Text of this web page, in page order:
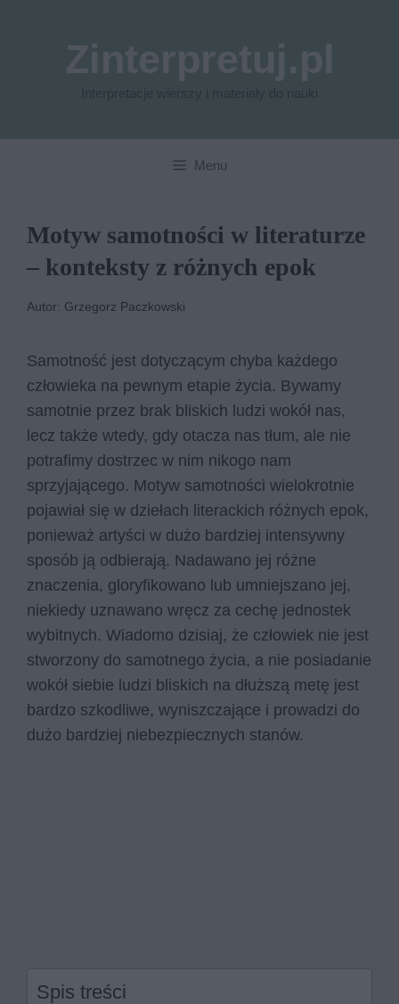
Menu
Motyw samotności w literaturze
– konteksty z różnych epok
Autor: Grzegorz Paczkowski
Samotność jest dotyczącym chyba każdego
człowieka na pewnym etapie życia. Bywamy
samotnie przez brak bliskich ludzi wokół nas,
lecz także wtedy, gdy otacza nas tłum, ale nie
potrafimy dostrzec w nim nikogo nam
sprzyjającego. Motyw samotności wielokrotnie
pojawiał się w dziełach literackich różnych epok,
ponieważ artyści w dużo bardziej intensywny
sposób ją odbierają. Nadawano jej różne
znaczenia, gloryfikowano lub umniejszano jej,
niekiedy uznawano wręcz za cechę jednostek
wybitnych. Wiadomo dzisiaj, że człowiek nie jest
stworzony do samotnego życia, a nie posiadanie
wokół siebie ludzi bliskich na dłuższą metę jest
bardzo szkodliwe, wyniszczające i prowadzi do
dużo bardziej niebezpiecznych stanów.
Spis treści